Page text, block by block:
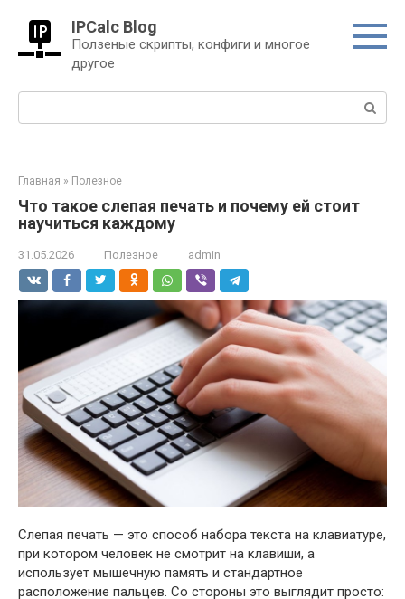
контенту
IPCalc Blog
Ползеные скрипты, конфиги и многое
другое
Поиск:
Главная » Полезное
Что такое слепая печать и почему ей стоит
научиться каждому
31.05.2026 Полезное admin
Слепая печать — это способ набора текста на клавиатуре,
при котором человек не смотрит на клавиши, а
использует мышечную память и стандартное
расположение пальцев. Со стороны это выглядит просто: